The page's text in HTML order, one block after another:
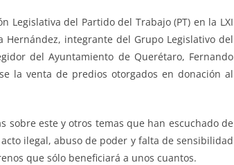
Legislativa del Partido del Trabajo (PT) en la LXI
integrante del Grupo Legislativo del
del Ayuntamiento de Querétaro, Fernando
la venta de predios otorgados en donación al
sobre este y otros temas que han escuchado de
ilegal, abuso de poder y falta de sensibilidad
que sólo beneficiará a unos cuantos.